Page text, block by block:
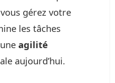
gérez votre
les tâches
agilité
aujourd’hui.